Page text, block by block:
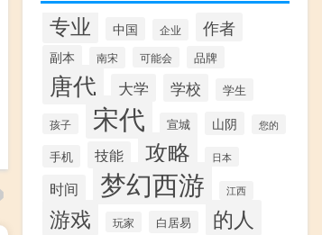
专业 中国 企业 作者
副本 南宋 可能会 品牌
唐代 大学 学校 学生
孩子 宋代 宣城 山阴 您的
手机 技能 攻略 日本
时间 梦幻西游 江西
游戏 玩家 白居易 的人